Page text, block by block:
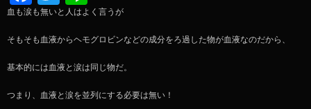
血も涙も無いと人はよく言うが
そもそも血液からヘモグロビンなどの成分をろ過した物が血液なのだから、
基本的には血液と涙は同じ物だ。
つまり、血液と涙を並列にする必要は無い！